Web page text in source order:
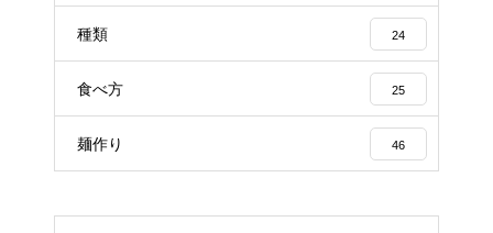
種類 24
食べ方 25
麺作り 46